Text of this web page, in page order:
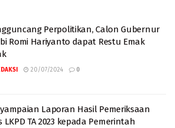
Perpolitikan, Calon Gubernur
Romi Hariyanto dapat Restu Emak
20/07/2024 0
Laporan Hasil Pemeriksaan
LKPD TA 2023 kepada Pemerintah